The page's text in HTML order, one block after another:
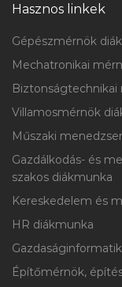
Hasznos linkek
Gépészmérnök
Mechatronikai
Villamosmérnök
Műszaki
Gazdálkodás- és
szakos diákmunka
Kereskedelem és
HR diákmunka
Építőmérnök,